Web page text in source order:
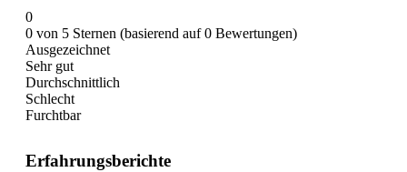
0
0 von 5 Sternen (basierend auf 0 Bewertungen)
Ausgezeichnet
Sehr gut
Durchschnittlich
Schlecht
Furchtbar
Erfahrungsberichte